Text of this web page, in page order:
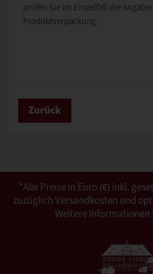
prüfen Sie im Einzelfall die
Produktverpackung.
Zurück
*Alle Preise in Euro (€) inkl.
zuzüglich Versandkosten und
Weitere Informationen